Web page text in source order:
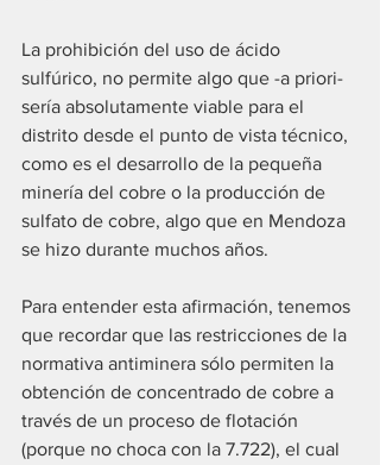
La prohibición del uso de ácido
sulfúrico, no permite algo que -a priori-
sería absolutamente viable para el
distrito desde el punto de vista técnico,
como es el desarrollo de la pequeña
minería del cobre o la producción de
sulfato de cobre, algo que en Mendoza
se hizo durante muchos años.
Para entender esta afirmación, tenemos
que recordar que las restricciones de la
normativa antiminera sólo permiten la
obtención de concentrado de cobre a
través de un proceso de flotación
(porque no choca con la 7.722), el cual